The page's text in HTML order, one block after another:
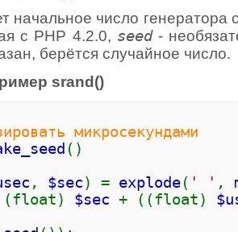
начальное число генератора
с PHP 4.2.0, seed-
берётся случайное число.
srand()
микросекундами
()
, $sec) = explode( ' ' ,
$sec + ((float)